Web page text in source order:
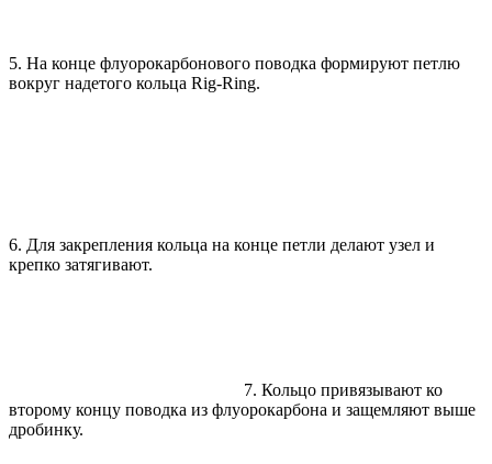
5. На конце флуорокарбонового поводка формируют петлю
вокруг надетого кольца Rig-Ring.
6. Для закрепления кольца на конце петли делают узел и
крепко затягивают.
7. Кольцо привязывают ко
второму концу поводка из флуорокарбона и защемляют выше
дробинку.